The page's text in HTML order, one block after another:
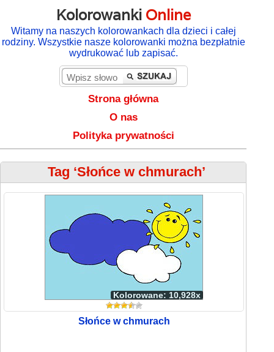
Kolorowanki Online
Witamy na naszych kolorowankach dla dzieci i całej
rodziny. Wszystkie nasze kolorowanki można bezpłatnie
wydrukować lub zapisać.
Strona główna
O nas
Polityka prywatności
Tag ‘Słońce w chmurach’
Kolorowane: 10,928x
Słońce w chmurach